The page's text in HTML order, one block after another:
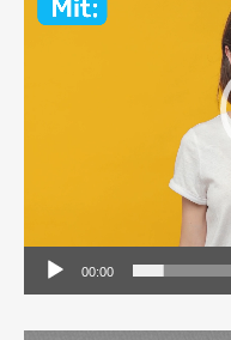
Player
00:00